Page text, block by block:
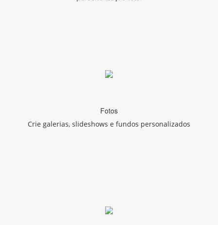
Fotos
Crie galerias, slideshows e fundos personalizados